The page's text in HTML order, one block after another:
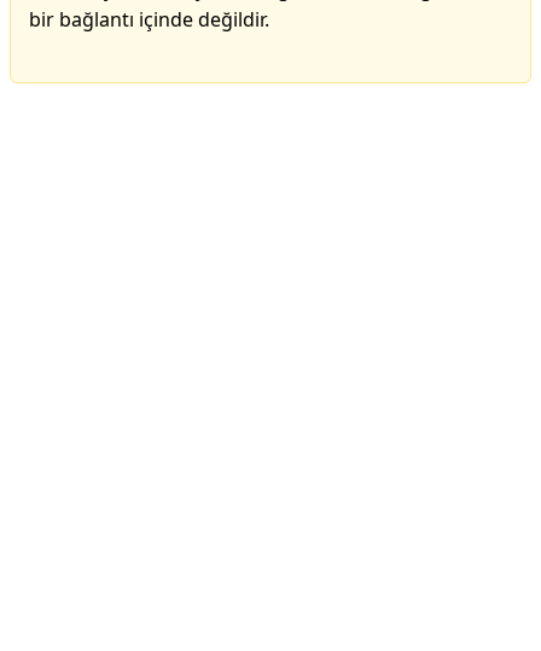
bir bağlantı içinde değildir.